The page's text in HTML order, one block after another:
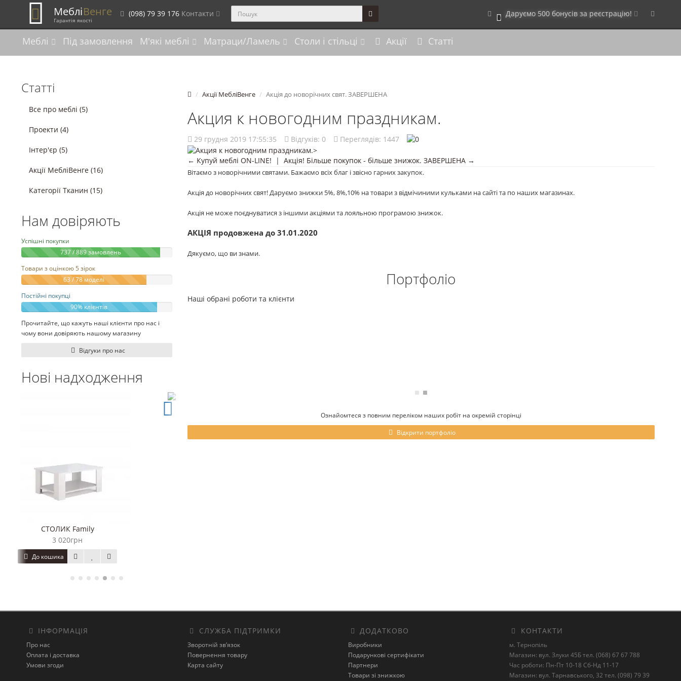
МебліВенге
Гарантія якості
(098) 79 39 176 Контакти 0 Даруємо 500 бонусів за реєстрацію!
Меблі Під замовлення М'які меблі Матраци/Ламель Столи і стільці Акції Статті
Статті
Все про меблі (5)
Проекти (4)
Інтер'єр (5)
Акції МебліВенге (16)
Категорії Тканин (15)
Нам довіряють
Успішні покупки
737 / 889 замовлень
Товари з оцінкою 5 зірок
63 / 78 моделі
Постійні покупці
90% клієнтів
Прочитайте, що кажуть наші клієнти про нас і
чому вони довіряють нашому магазину
Відгуки про нас
Нові надходження
5 875грн
До кошика
Акції МебліВенге Акція до новорічних свят. ЗАВЕРШЕНА
Акция к новогодним праздникам.
29 грудня 2019 17:55:35 Відгуків: 0 Переглядів: 1447
← Купуй меблі ON-LINE! | Акція! Більше покупок - більше знижок. ЗАВЕРШЕНА →
Вітаємо з новорічними святами. Бажаємо всіх благ і звісно гарних закупок.
Акція до новорічних свят! Даруємо знижки 5%, 8%,10% на товари з відмічиними кульками на сайті та по наших магазинах.
Акція не може поєднуватися з іншими акціями та лояльною програмою знижок.
АКЦІЯ продовжена до 31.01.2020
Дякуємо, що ви знами.
Портфоліо
Наші обрані роботи та клієнти
Переглянути
Переглянути
Переглянути
Переглянути
Переглянути
Ознайомтеся з повним переліком наших робіт на окремій сторінці
Відкрити портфоліо
ІНФОРМАЦІЯ
Про нас
Оплата і доставка
Умови згоди
СЛУЖБА ПІДТРИМКИ
Зворотній зв’язок
Повернення товару
Карта сайту
ДОДАТКОВО
Виробники
Подарункові сертифікати
Партнери
Товари зі знижкою
КОНТАКТИ
м. Тернопіль
Магазин: вул. Злуки 45Б тел. (068) 67 67 788
Час роботи: Пн-Пт 10-18 Сб-Нд 11-17
Магазин: вул. Тарнавського, 32 тел. (098) 79 39